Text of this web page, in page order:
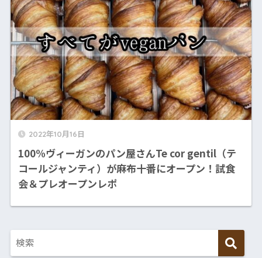
2022年10月16日
100%ヴィーガンのパン屋さんTe cor gentil（テ
コールジャンティ）が麻布十番にオープン！試食
会＆プレオープンレポ